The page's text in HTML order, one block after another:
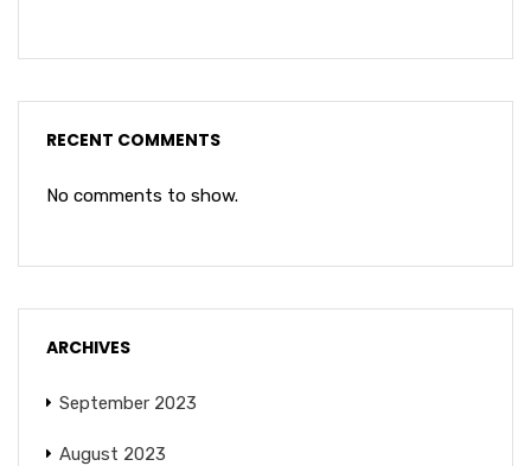
RECENT COMMENTS
No comments to show.
ARCHIVES
September 2023
August 2023